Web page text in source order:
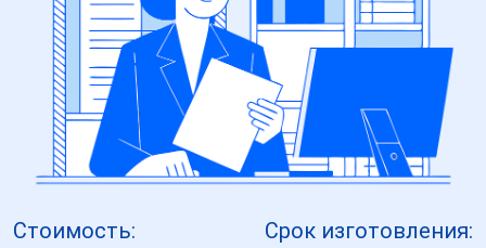
Стоимость: Срок изготовления: